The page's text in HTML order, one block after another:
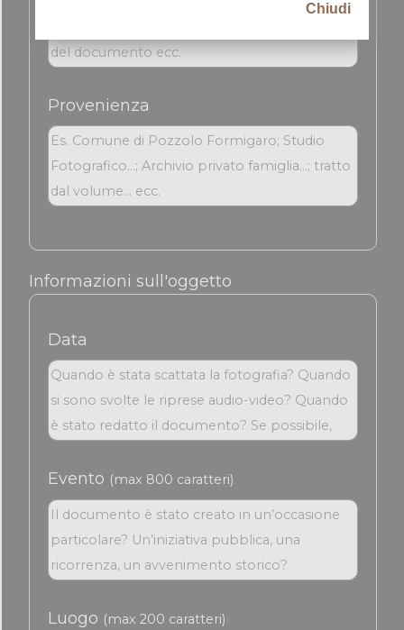
Provenienza
Informazioni sull'oggetto
Data
Evento (max 800 caratteri)
Luogo (max 200 caratteri)
Chiudi